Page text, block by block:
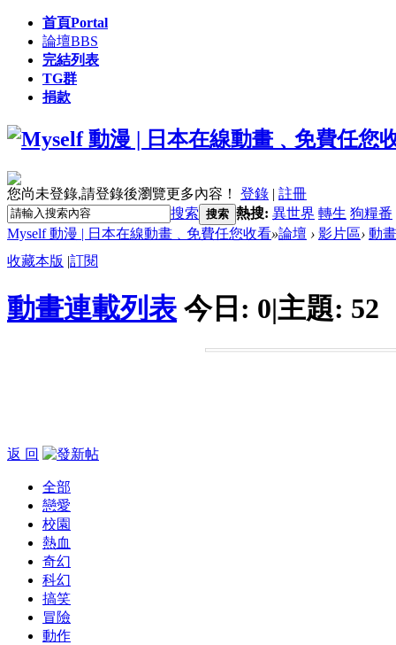
首頁Portal
論壇BBS
完結列表
TG群
捐款
您尚未登錄,請登錄後瀏覽更多內容！ 登錄 | 註冊
搜索 搜索 熱搜: 異世界 轉生 狗糧番
Myself 動漫 | 日本在線動畫﹑免費任您收看»論壇 › 影片區› 動
收藏本版 |訂閱
動畫連載列表 今日: 0|主題: 52
返 回
全部
戀愛
校園
熱血
奇幻
科幻
搞笑
冒險
動作